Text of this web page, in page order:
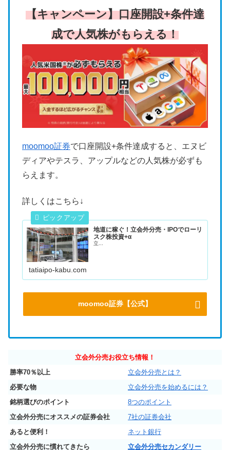
【キャンペーン】口座開設+条件達
成で人気株がもらえる！
moomoo証券で口座開設+条件達成すると、エヌビ
ディアやテスラ、アップルなどの人気株が必ずも
らえます。
詳しくはこちら↓
地道に稼ぐ！立会外分売・IPOでローリ
スク株投資+α
立...
tatiaipo-kabu.com
moomoo証券【公式】
立会外分売お役立ち情報！
勝率70％以上
立会外分売とは？
必要な物
立会外分売を始めるには？
銘柄選びのポイント
8つのポイント
立会外分売にオススメの証券会社
7社の証券会社
あると便利！
ネット銀行
立会外分売に慣れてきたら
立会外分売セカンダリー